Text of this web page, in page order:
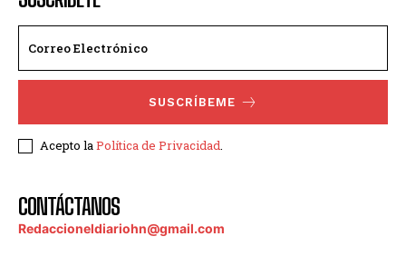
SUSCRÍBEME
Acepto laPolítica de Privacidad.
CONTÁCTANOS
Redaccioneldiariohn@gmail.com